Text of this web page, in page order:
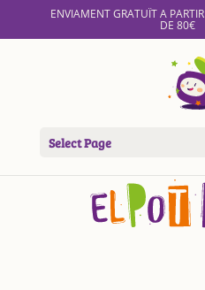
ENVIAMENT GRATUÏT A PARTIR
DE 80€
Select Page